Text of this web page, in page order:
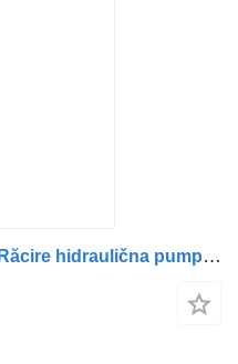
Pompa Hidraulică Ventilator Răcire hidraulična pumpa za Scania 8168 15206 kamiona